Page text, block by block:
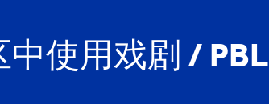
使用戏剧 / PBL